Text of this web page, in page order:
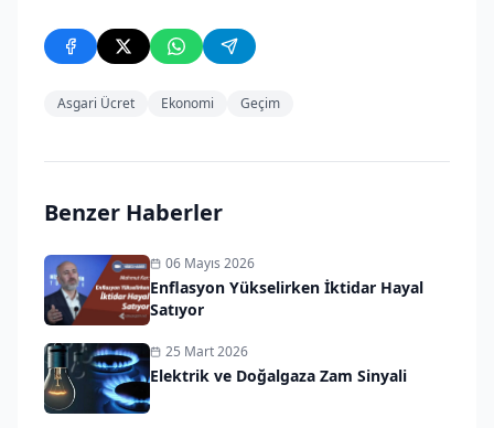
Asgari Ücret Ekonomi Geçim
Benzer Haberler
06 Mayıs 2026
Enflasyon Yükselirken İktidar Hayal
Satıyor
25 Mart 2026
Elektrik ve Doğalgaza Zam Sinyali